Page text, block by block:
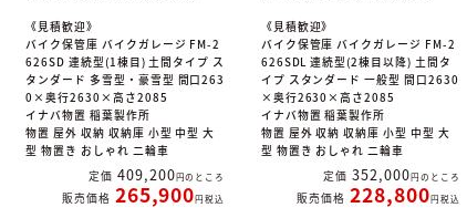
《見積歓迎》
バイク保管庫 バイクガレージ FM-2
626SD 連続型(1棟目) 土間タイプ ス
タンダード 多雪型・豪雪型 間口263
0×奥行2630×高さ2085
イナバ物置 稲葉製作所
物置 屋外 収納 収納庫 小型 中型 大
型 物置き おしゃれ 二輪車
定価 409,200 のところ
販売価格 265,900 税込
《見積歓迎》
バイク保管庫 バイクガレージ FM-2
626SDL 連続型(2棟目以降) 土間タ
イプ スタンダード 一般型 間口2630
×奥行2630×高さ2085
イナバ物置 稲葉製作所
物置 屋外 収納 収納庫 小型 中型 大
型 物置き おしゃれ 二輪車
定価 352,000 のところ
販売価格 228,800 税込